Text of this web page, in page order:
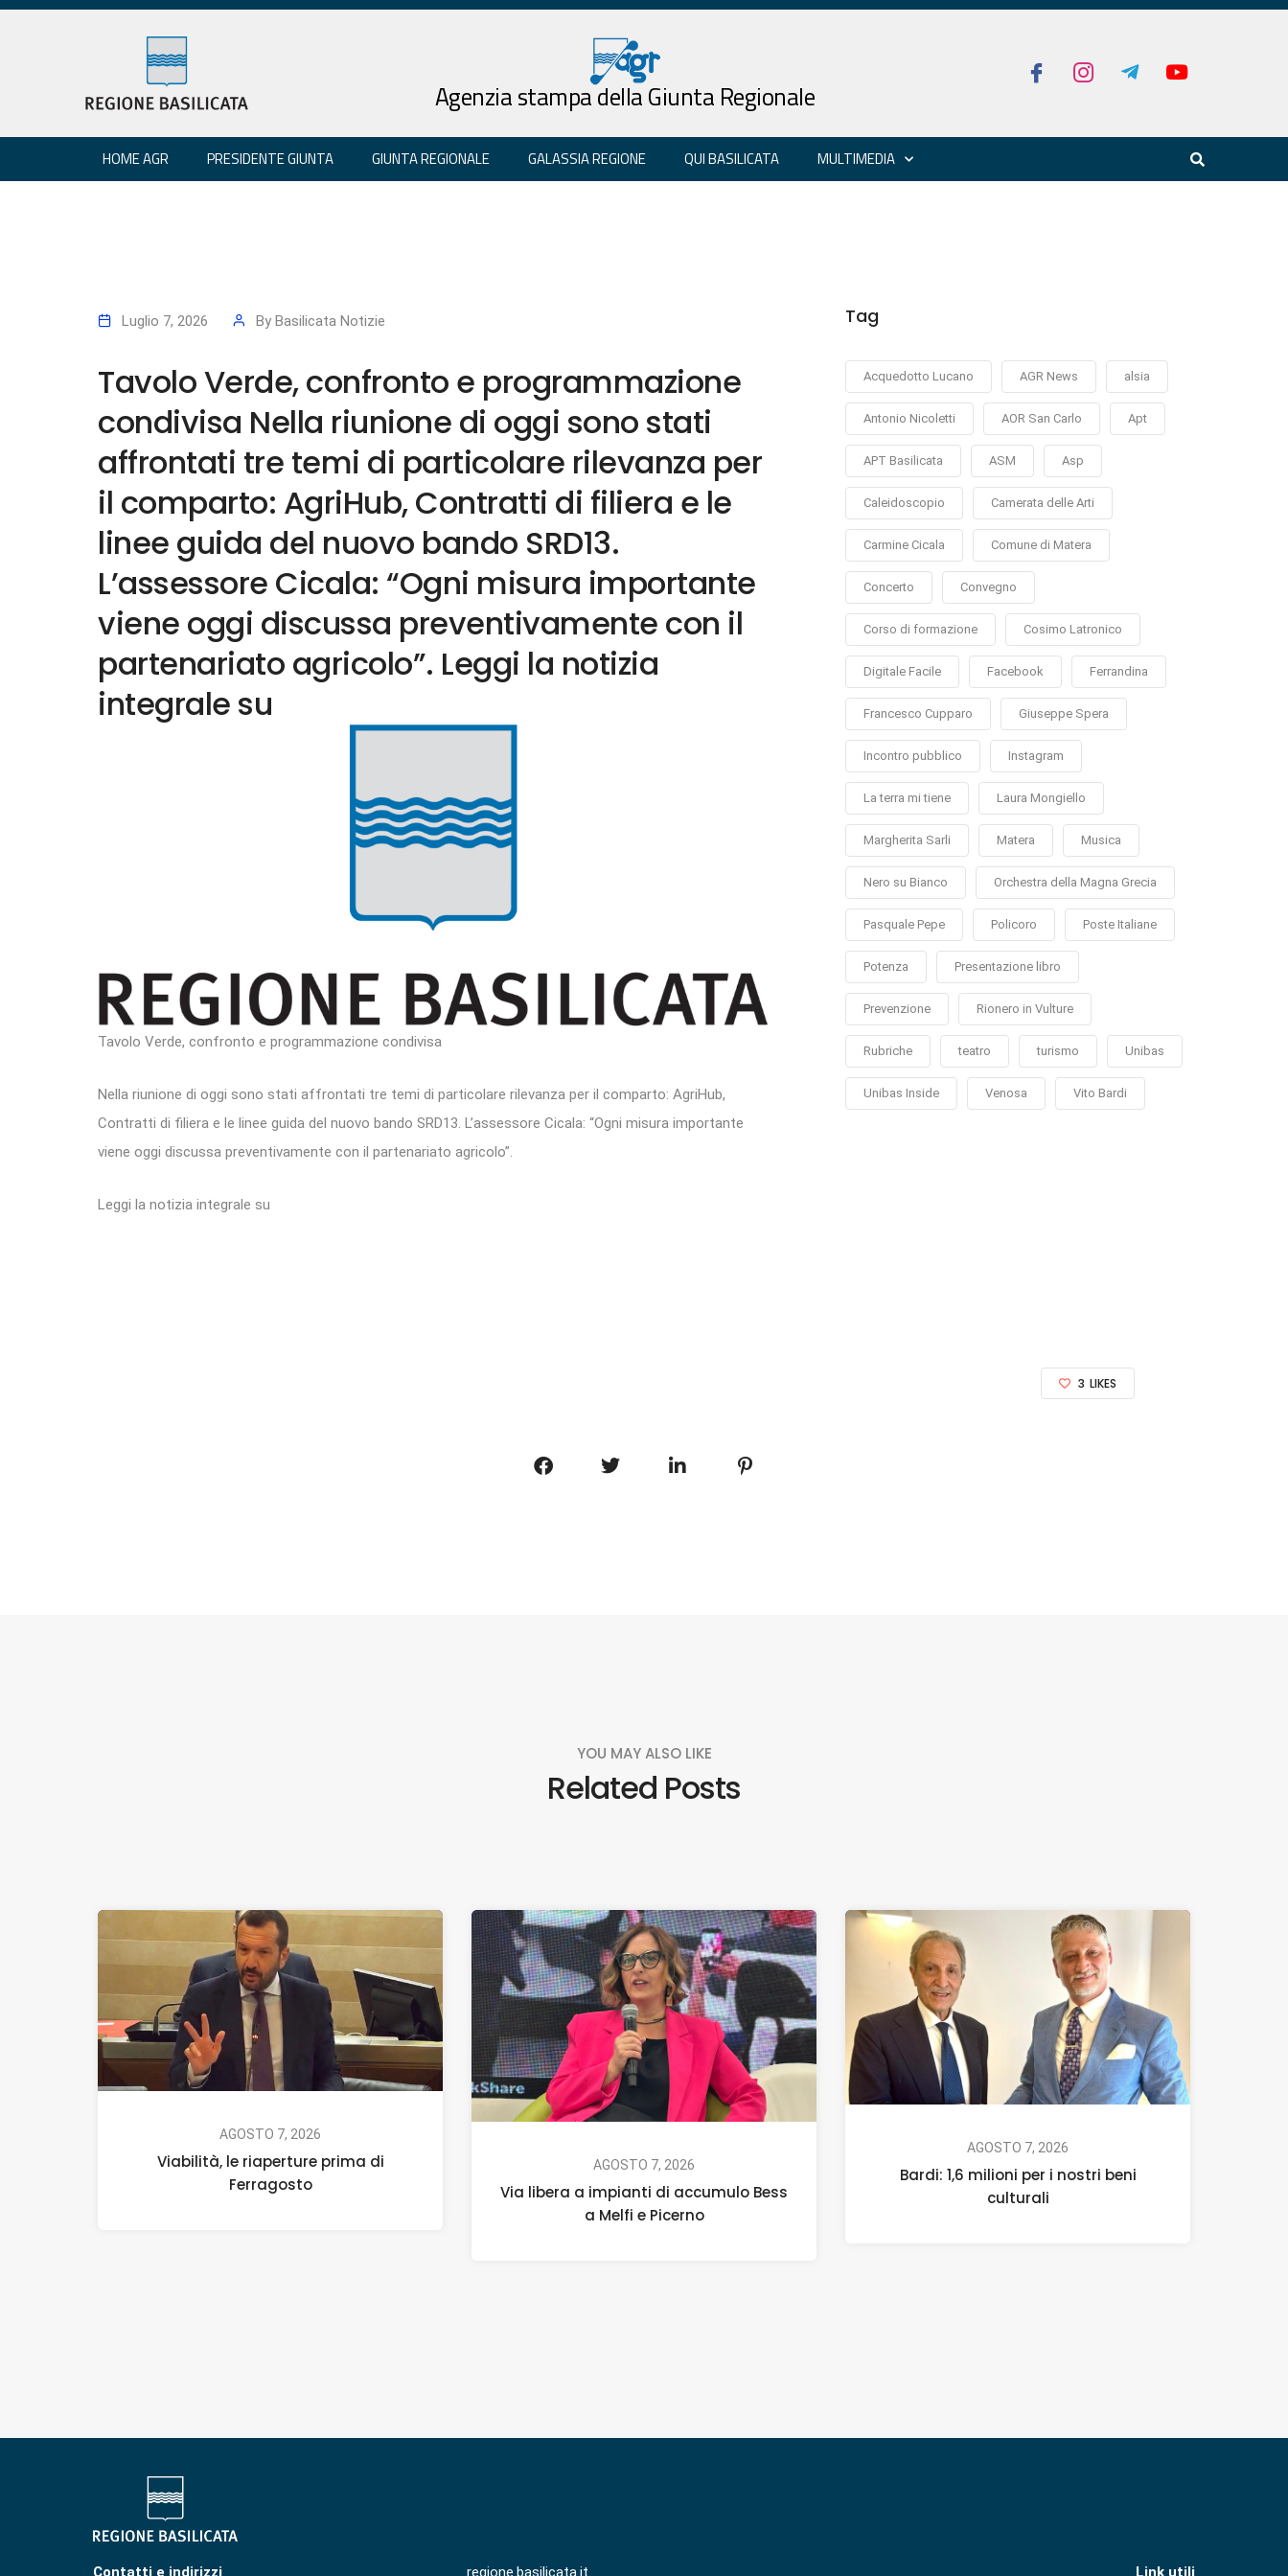
Agenzia stampa della Giunta Regionale
HOME AGR PRESIDENTE GIUNTA GIUNTA REGIONALE GALASSIA REGIONE QUI BASILICATA MULTIMEDIA
Luglio 7, 2026 By Basilicata Notizie
Tavolo Verde, confronto e programmazione
condivisa Nella riunione di oggi sono stati
affrontati tre temi di particolare rilevanza per
il comparto: AgriHub, Contratti di filiera e le
linee guida del nuovo bando SRD13.
L’assessore Cicala: “Ogni misura importante
viene oggi discussa preventivamente con il
partenariato agricolo”. Leggi la notizia
integrale su
Tavolo Verde, confronto e programmazione condivisa
Nella riunione di oggi sono stati affrontati tre temi di particolare rilevanza per il comparto: AgriHub,
Contratti di filiera e le linee guida del nuovo bando SRD13. L’assessore Cicala: “Ogni misura importante
viene oggi discussa preventivamente con il partenariato agricolo”.
Leggi la notizia integrale su
Tag
Acquedotto Lucano AGR News alsia
Antonio Nicoletti AOR San Carlo Apt
APT Basilicata ASM Asp
Caleidoscopio Camerata delle Arti
Carmine Cicala Comune di Matera
Concerto Convegno
Corso di formazione Cosimo Latronico
Digitale Facile Facebook Ferrandina
Francesco Cupparo Giuseppe Spera
Incontro pubblico Instagram
La terra mi tiene Laura Mongiello
Margherita Sarli Matera Musica
Nero su Bianco Orchestra della Magna Grecia
Pasquale Pepe Policoro Poste Italiane
Potenza Presentazione libro
Prevenzione Rionero in Vulture
Rubriche teatro turismo Unibas
Unibas Inside Venosa Vito Bardi
3 LIKES
YOU MAY ALSO LIKE
Related Posts
AGOSTO 7, 2026
Viabilità, le riaperture prima di
Ferragosto
AGOSTO 7, 2026
Via libera a impianti di accumulo Bess
a Melfi e Picerno
AGOSTO 7, 2026
Bardi: 1,6 milioni per i nostri beni
culturali
Contatti e indirizzi regione.basilicata.it Link utili